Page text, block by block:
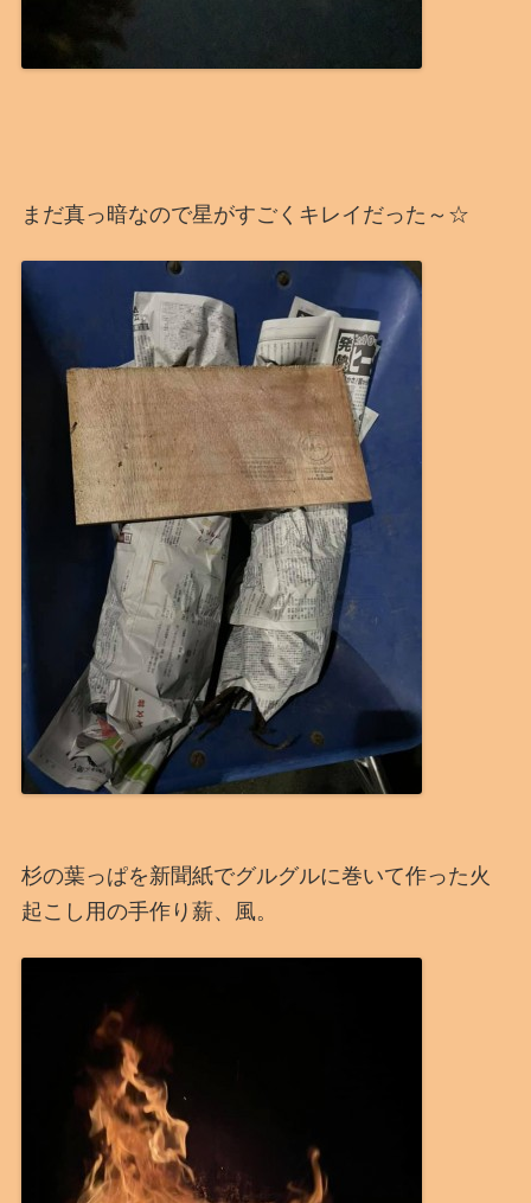
まだ真っ暗なので星がすごくキレイだった～☆
杉の葉っぱを新聞紙でグルグルに巻いて作った火
起こし用の手作り薪、風。